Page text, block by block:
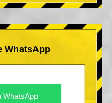
WhatsApp